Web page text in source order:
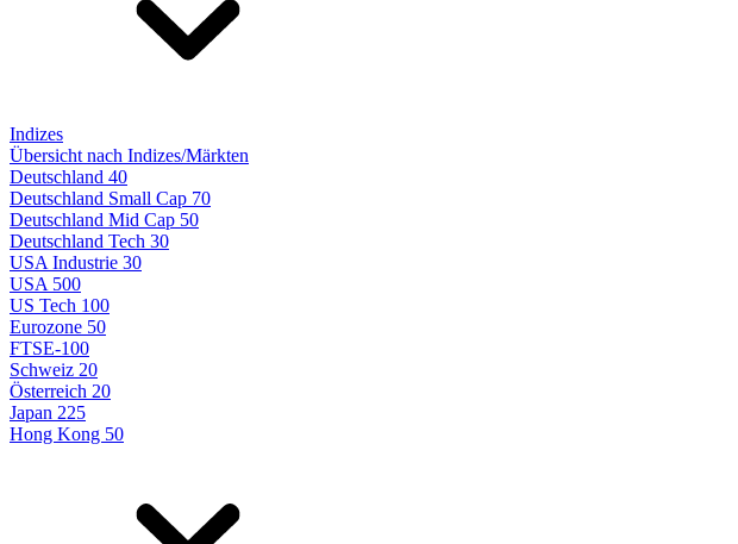
Indizes
Übersicht nach Indizes/Märkten
Deutschland 40
Deutschland Small Cap 70
Deutschland Mid Cap 50
Deutschland Tech 30
USA Industrie 30
USA 500
US Tech 100
Eurozone 50
FTSE-100
Schweiz 20
Österreich 20
Japan 225
Hong Kong 50